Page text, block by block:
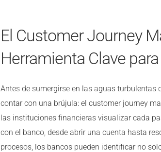
El Customer Journey
Herramienta Clave
Antes de sumergirse en las aguas turbulentas
contar con una brújula: el customer journey
las instituciones financieras visualizar cada
con el banco, desde abrir una cuenta hasta
procesos, los bancos pueden identificar no